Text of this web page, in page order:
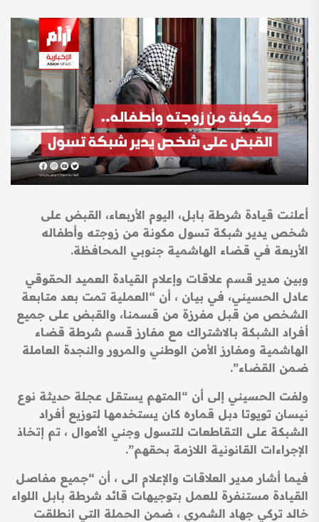
أعلنت قيادة شرطة بابل، اليوم الأربعاء، القبض على
شخص يدير شبكة تسول مكونة من زوجته وأطفاله
الأربعة في قضاء الهاشمية جنوبي المحافظة.
وبين مدير قسم علاقات وإعلام القيادة العميد الحقوقي
عادل الحسيني، في بيان ، أن “العملية تمت بعد متابعة
الشخص من قبل مفرزة من قسمنا، والقبض على جميع
أفراد الشبكة بالاشتراك مع مفارز قسم شرطة قضاء
الهاشمية ومفارز الأمن الوطني والمرور والنجدة العاملة
ضمن القضاء”.
ولفت الحسيني إلى أن “المتهم يستقل عجلة حديثة نوع
نيسان تويوتا دبل قماره كان يستخدمها لتوزيع أفراد
الشبكة على التقاطعات للتسول وجني الأموال ، تم إتخاذ
الإجراءات القانونية اللازمة بحقهم”.
فيما أشار مدير العلاقات والإعلام الى ، أن “جميع مفاصل
القيادة مستنفرة للعمل بتوجيهات قائد شرطة بابل اللواء
خالد تركي جهاد الشمري ، ضمن الحملة التي انطلقت